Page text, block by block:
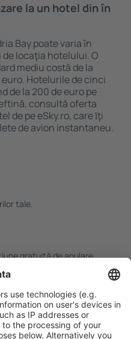
la un hotel din în
Bay poate varia în
locaţia hotelului. O
mediu costă de la
Hotelurile de cinci
de la 200 de euro pe
consultă oferta
de pe eSky.ro, care ȋţi
de avion instantaneu.
tale.
gratuită de anulare.
pentru utilizatorii